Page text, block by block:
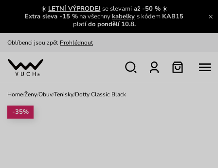
☀️ LETNÍ VÝPRODEJ se slevamiaž -50 %☀️
Extra sleva -15 % na všechnykabelky s kódem KAB15
platído pondělí 10.8.
Zajímavosti ze světa Vuch:
Zobrazit
Oblíbenci jsou zpět Prohlédnout
Nech se inspirovat
Home/Ženy/Obuv/Tenisky/Dotty Classic Black
-35%